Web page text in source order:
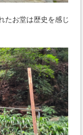
たお堂は歴史を感じ